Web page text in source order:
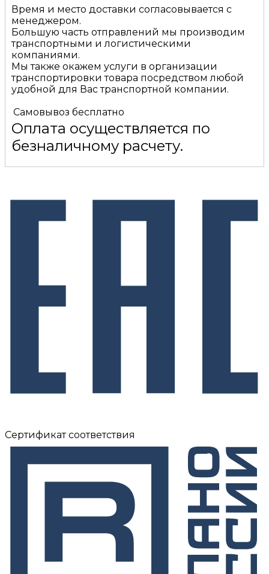
Время и место доставки согласовывается с
менеджером.
Большую часть отправлений мы производим
транспортными и логистическими
компаниями.
Мы также окажем услуги в организации
транспортировки товара посредством любой
удобной для Вас транспортной компании.
Самовывоз бесплатно
Оплата осуществляется по
безналичному расчету.
Сертификат соответствия